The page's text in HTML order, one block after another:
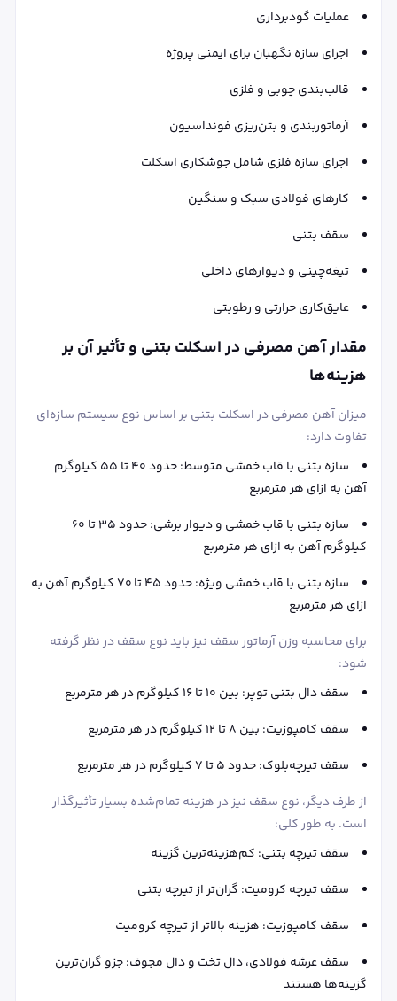
عملیات گودبرداری
اجرای سازه نگهبان برای ایمنی پروژه
قالب‌بندی چوبی و فلزی
آرماتوربندی و بتن‌ریزی فونداسیون
اجرای سازه فلزی شامل جوشکاری اسکلت
کارهای فولادی سبک و سنگین
سقف بتنی
تیغه‌چینی و دیوارهای داخلی
عایق‌کاری حرارتی و رطوبتی
مقدار آهن مصرفی در اسکلت بتنی و تأثیر آن بر
هزینه‌ها
میزان آهن مصرفی در اسکلت بتنی بر اساس نوع سیستم سازه‌ای
تفاوت دارد:
سازه بتنی با قاب خمشی متوسط: حدود ۴۰ تا ۵۵ کیلوگرم
آهن به ازای هر مترمربع
سازه بتنی با قاب خمشی و دیوار برشی: حدود ۳۵ تا ۶۰
کیلوگرم آهن به ازای هر مترمربع
سازه بتنی با قاب خمشی ویژه: حدود ۴۵ تا ۷۰ کیلوگرم آهن به
ازای هر مترمربع
برای محاسبه وزن آرماتور سقف نیز باید نوع سقف در نظر گرفته
شود:
سقف دال بتنی توپر: بین ۱۰ تا ۱۶ کیلوگرم در هر مترمربع
سقف کامپوزیت: بین ۸ تا ۱۲ کیلوگرم در هر مترمربع
سقف تیرچه‌بلوک: حدود ۵ تا ۷ کیلوگرم در هر مترمربع
از طرف دیگر، نوع سقف نیز در هزینه تمام‌شده بسیار تأثیرگذار
است. به طور کلی:
سقف تیرچه بتنی: کم‌هزینه‌ترین گزینه
سقف تیرچه کرومیت: گران‌تر از تیرچه بتنی
سقف کامپوزیت: هزینه بالاتر از تیرچه کرومیت
سقف عرشه فولادی، دال تخت و دال مجوف: جزو گران‌ترین
گزینه‌ها هستند